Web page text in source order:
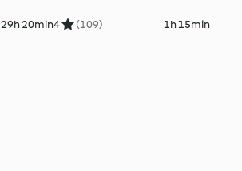
29h 20min4 (109) 1h 15min